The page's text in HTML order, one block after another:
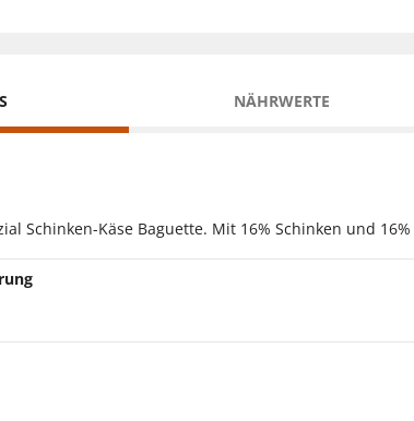
NÄHRWERTE
Schinken-Käse Baguette. Mit 16% Schinken und 16%